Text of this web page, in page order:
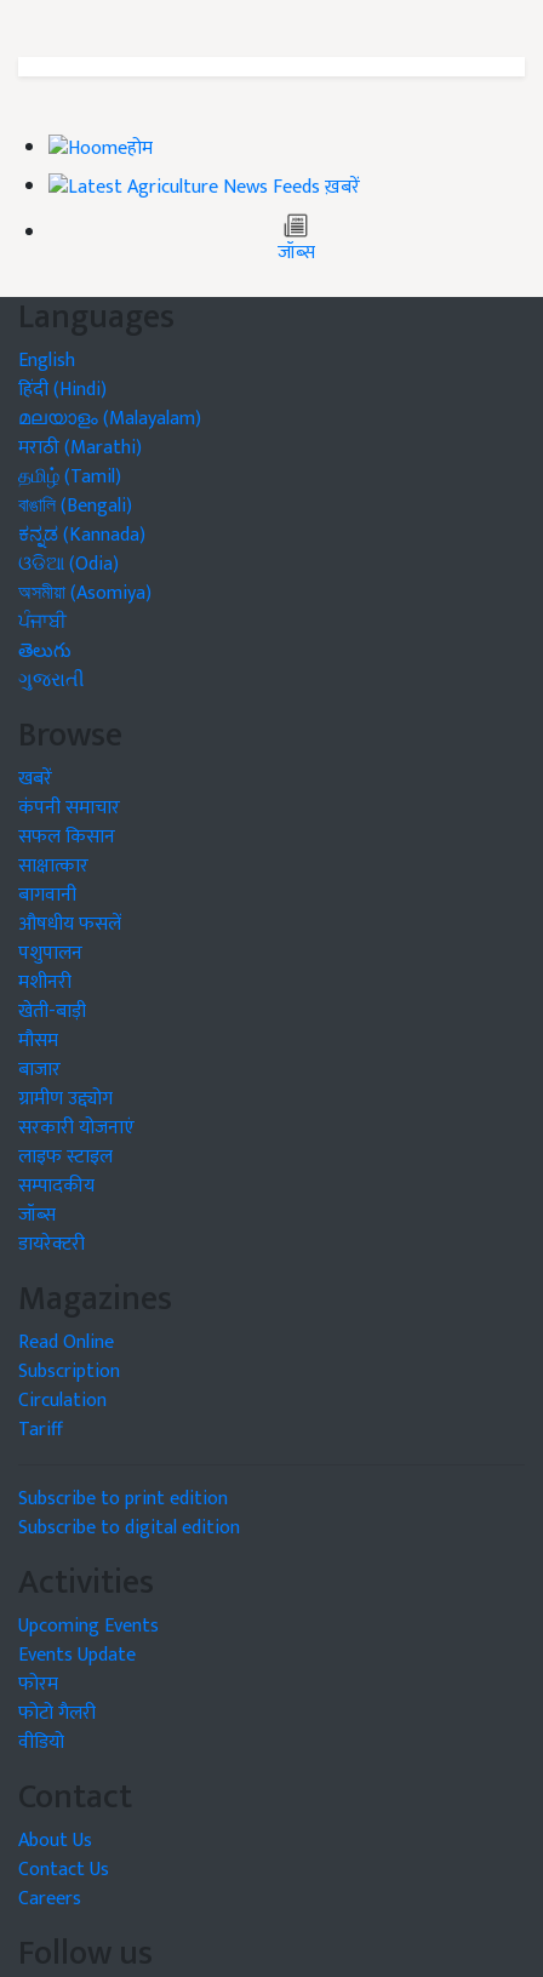
होम
ख़बरें
जॉब्स
Languages
English
हिंदी (Hindi)
മലയാളം (Malayalam)
मराठी (Marathi)
தமிழ் (Tamil)
বাঙালি (Bengali)
ಕನ್ನಡ (Kannada)
ଓଡିଆ (Odia)
অসমীয়া (Asomiya)
ਪੰਜਾਬੀ
తెలుగు
ગુજરાતી
Browse
खबरें
कंपनी समाचार
सफल किसान
साक्षात्कार
बागवानी
औषधीय फसलें
पशुपालन
मशीनरी
खेती-बाड़ी
मौसम
बाजार
ग्रामीण उद्द्योग
सरकारी योजनाएं
लाइफ स्टाइल
सम्पादकीय
जॉब्स
डायरेक्टरी
Magazines
Read Online
Subscription
Circulation
Tariff
Subscribe to print edition
Subscribe to digital edition
Activities
Upcoming Events
Events Update
फोरम
फोटो गैलरी
वीडियो
Contact
About Us
Contact Us
Careers
Follow us